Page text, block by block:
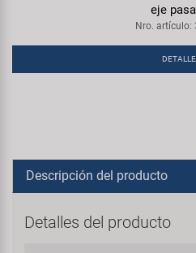
eje
Nro. artículo:
Descripción del producto
Detalles del producto